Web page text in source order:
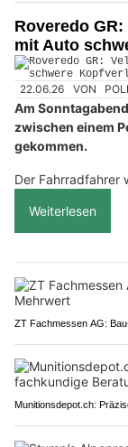
Roveredo
mit Auto
22.06.26 VON
Am
zwischen einem
gekommen.
Der Fahrradfahrer
Weiterlesen
ZT Fachmessen AG:
Munitionsdepot.ch: